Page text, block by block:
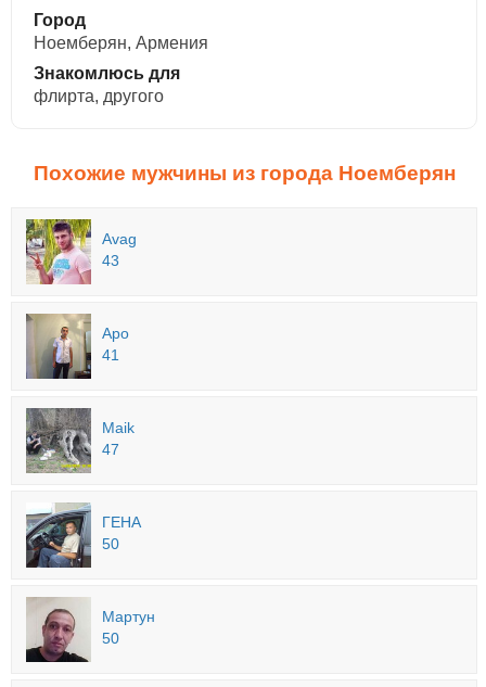
Город
Ноемберян, Армения
Знакомлюсь для
флирта, другого
Похожие мужчины из города Ноемберян
Avag
43
Аро
41
Maik
47
ГЕНА
50
Мартун
50